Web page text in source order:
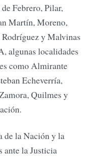
Febrero, Pilar,
Martín, Moreno,
y Malvinas
algunas localidades
como Almirante
Echeverría,
Quilmes y
de la Nación y la
ante la Justicia